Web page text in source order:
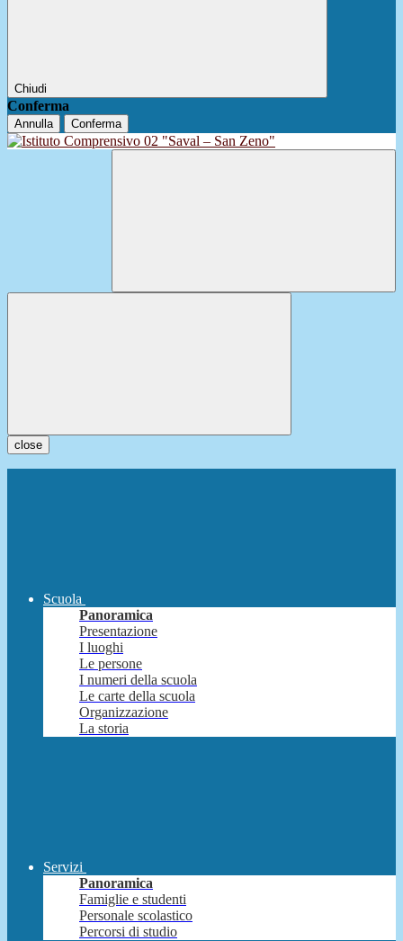
Chiudi
Conferma
Annulla Conferma
close
Scuola
Panoramica
Presentazione
I luoghi
Le persone
I numeri della scuola
Le carte della scuola
Organizzazione
La storia
Servizi
Panoramica
Famiglie e studenti
Personale scolastico
Percorsi di studio